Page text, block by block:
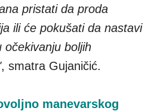
pristati da proda
ili će pokušati da nastavi
boljih
, smatra Gujaničić.
manevarskog